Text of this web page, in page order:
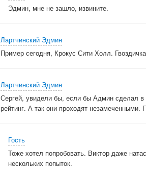
Эдмин, мне не зашло, извините.
Лартчинский Эдмин
Пример сегодня, Крокус Сити Холл.
Лартчинский Эдмин
Сергей, увидели бы, если бы Админ сделал в
рейтинг. А так они проходят незамеченными.
Гость
Тоже хотел попробовать. Виктор даже
нескольких попыток.